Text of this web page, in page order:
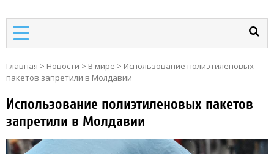
Главная > Новости > В мире > Использование полиэтиленовых
пакетов запретили в Молдавии
Использование полиэтиленовых пакетов
запретили в Молдавии